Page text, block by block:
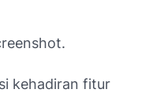
kehadiran fitur